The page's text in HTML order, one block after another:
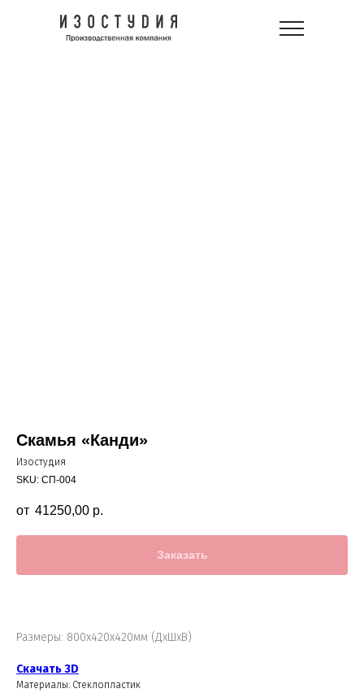
Скамья «Канди»
Изостудия
SKU: СП-004
41250,00 р.
Заказать
Размеры: 800х420х420мм (ДхШхВ)
Скачать 3D
Материалы: Стеклопластик